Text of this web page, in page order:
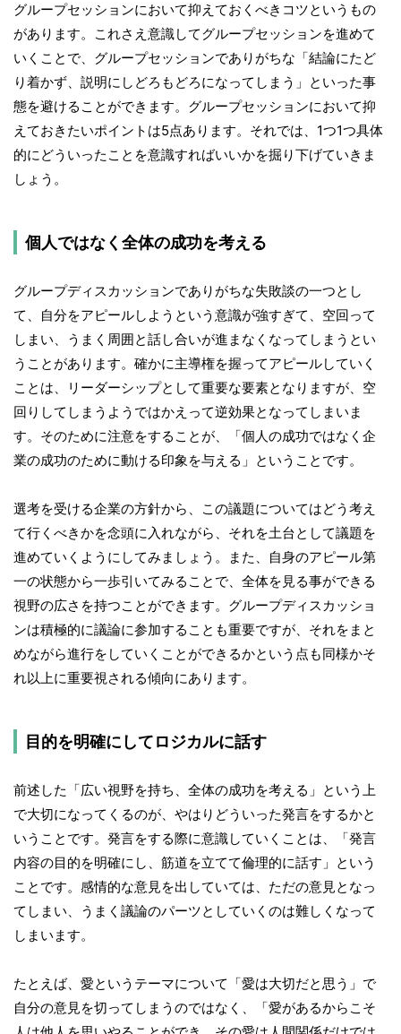
グループセッションにおいて抑えておくべきコツというもの
があります。これさえ意識してグループセッションを進めて
いくことで、グループセッションでありがちな「結論にたど
り着かず、説明にしどろもどろになってしまう」といった事
態を避けることができます。グループセッションにおいて抑
えておきたいポイントは5点あります。それでは、1つ1つ具体
的にどういったことを意識すればいいかを掘り下げていきま
しょう。
個人ではなく全体の成功を考える
グループディスカッションでありがちな失敗談の一つとし
て、自分をアピールしようという意識が強すぎて、空回って
しまい、うまく周囲と話し合いが進まなくなってしまうとい
うことがあります。確かに主導権を握ってアピールしていく
ことは、リーダーシップとして重要な要素となりますが、空
回りしてしまうようではかえって逆効果となってしまいま
す。そのために注意をすることが、「個人の成功ではなく企
業の成功のために動ける印象を与える」ということです。
選考を受ける企業の方針から、この議題についてはどう考え
て行くべきかを念頭に入れながら、それを土台として議題を
進めていくようにしてみましょう。また、自身のアピール第
一の状態から一歩引いてみることで、全体を見る事ができる
視野の広さを持つことができます。グループディスカッショ
ンは積極的に議論に参加することも重要ですが、それをまと
めながら進行をしていくことができるかという点も同様かそ
れ以上に重要視される傾向にあります。
目的を明確にしてロジカルに話す
前述した「広い視野を持ち、全体の成功を考える」という上
で大切になってくるのが、やはりどういった発言をするかと
いうことです。発言をする際に意識していくことは、「発言
内容の目的を明確にし、筋道を立てて倫理的に話す」という
ことです。感情的な意見を出していては、ただの意見となっ
てしまい、うまく議論のパーツとしていくのは難しくなって
しまいます。
たとえば、愛というテーマについて「愛は大切だと思う」で
自分の意見を切ってしまうのではなく、「愛があるからこそ